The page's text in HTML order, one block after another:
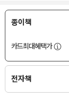
종이책
카드최대혜택가
전자책